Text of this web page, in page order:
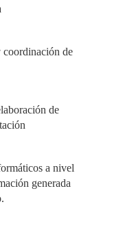
de
de
a nivel
generada